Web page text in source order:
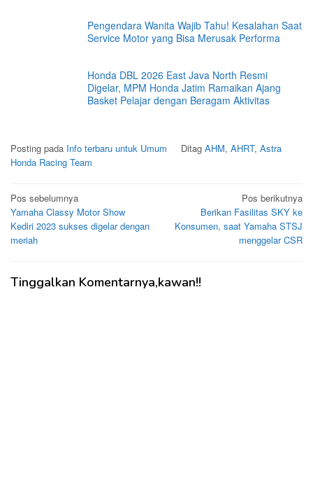
Pengendara Wanita Wajib Tahu! Kesalahan Saat
Service Motor yang Bisa Merusak Performa
Honda DBL 2026 East Java North Resmi
Digelar, MPM Honda Jatim Ramaikan Ajang
Basket Pelajar dengan Beragam Aktivitas
Posting pada Info terbaru untuk Umum Ditag AHM, AHRT, Astra
Honda Racing Team
Navigasi
pos
Pos sebelumnya
Yamaha Classy Motor Show
Kediri 2023 sukses digelar dengan
meriah
Pos berikutnya
Berikan Fasilitas SKY ke
Konsumen, saat Yamaha STSJ
menggelar CSR
Tinggalkan Komentarnya,kawan!!